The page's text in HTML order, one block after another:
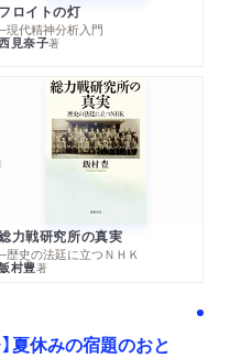
フロイトの灯
現代精神分析入門
見奈子著
力戦研究所の真実
歴史の法廷に立つＮＨＫ
村豊著
夏休みの宿題のおと